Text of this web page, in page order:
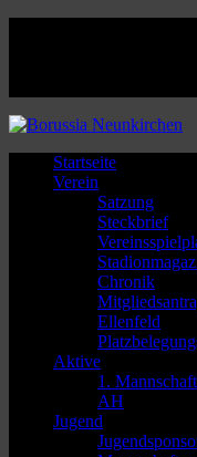
Startseite
Verein
Satzung
Steckbrief
Chronik
Ellenfeld
Aktive
1. Mannschaft
AH
Jugend